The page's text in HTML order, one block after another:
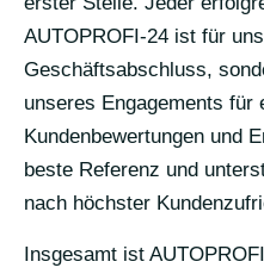
AUTOPROFI-24 ist für
Geschäftsabschluss,
unseres Engagements
Kundenbewertungen und
beste Referenz und
nach höchster
Insgesamt ist